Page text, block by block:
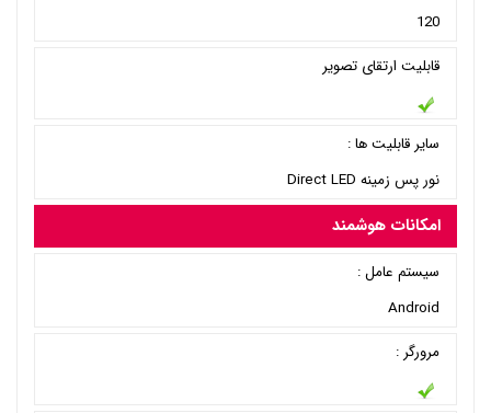
120
قابلیت ارتقای تصویر
سایر قابلیت ها :
نور پس زمینه Direct LED
امکانات هوشمند
سیستم عامل :
Android
مرورگر :